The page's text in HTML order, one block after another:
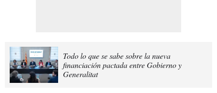
Todo lo que se sabe sobre la nueva
financiación pactada entre Gobierno y
Generalitat